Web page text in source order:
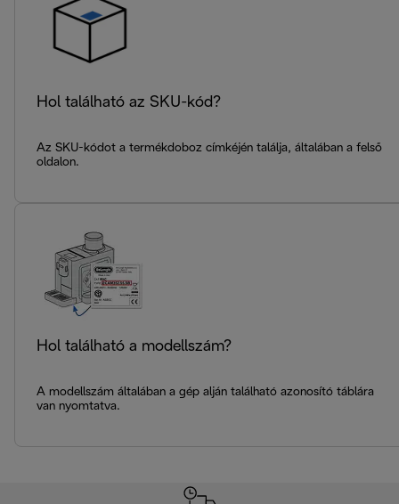
Hol található az SKU-kód?
Az SKU-kódot a termékdoboz címkéjén találja, általában a felső
oldalon.
Hol található a modellszám?
A modellszám általában a gép alján található azonosító táblára
van nyomtatva.